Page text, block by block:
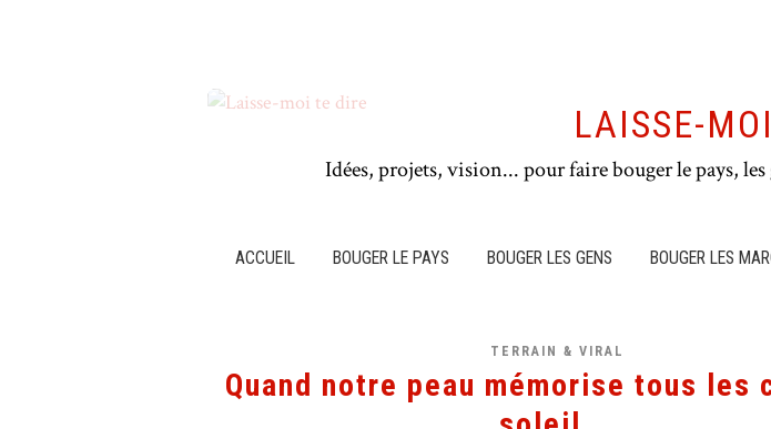
LAISSE-
Idées, projets, vision... pour faire bouger le pays,
ACCUEIL BOUGER LE PAYS BOUGER LES GENS BOUGER LES
TERRAIN & VIRAL
Quand notre peau mémorise tous les